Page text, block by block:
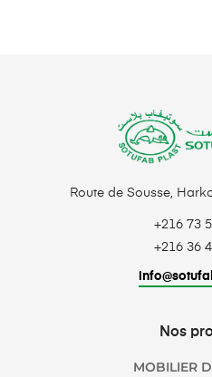
Route de Sousse,
+216 73
+216 36
Nos
MOBILIER